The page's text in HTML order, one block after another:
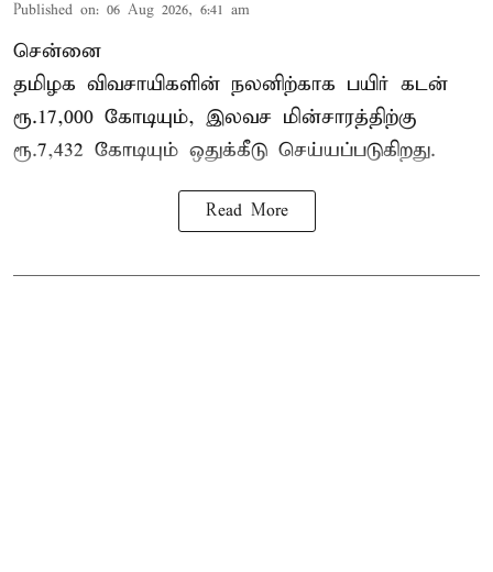
Published on: 06 Aug 2026, 6:41 am
சென்னை
தமிழக விவசாயிகளின் நலனிற்காக பயிர் கடன்
ரூ.17,000 கோடியும், இலவச மின்சாரத்திற்கு
ரூ.7,432 கோடியும் ஒதுக்கீடு செய்யப்படுகிறது.
Read More